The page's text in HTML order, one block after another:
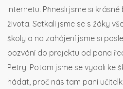
internetu. Přinesli jsme si
života. Setkali jsme se s žáky
školy a na zahájení jsme si
pozvání do projektu od pana
Petry. Potom jsme se vydali ke
hádat, proč nás tam paní